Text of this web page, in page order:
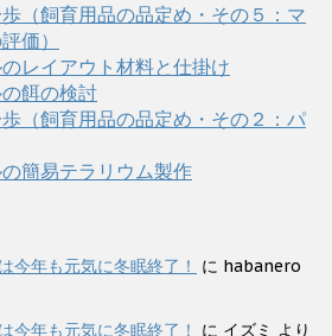
（飼育用品の品定め・その５：マ
価）
レイアウト材料と仕掛け
餌の検討
（飼育用品の品定め・その２：パ
簡易テラリウム製作
今年も元気に冬眠終了！
に habanero
今年も元気に冬眠終了！
に イズミ より